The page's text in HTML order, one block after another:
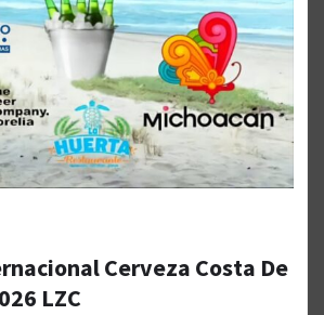
Cerveza Costa De
LZC